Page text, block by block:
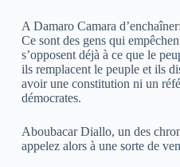
A Damaro Camara
Ce sont des gens qui
s’opposent déjà à ce que le
ils remplacent le peuple et ils
avoir une constitution ni un
démocrates.
Aboubacar Diallo, un des
appelez alors à une sorte de